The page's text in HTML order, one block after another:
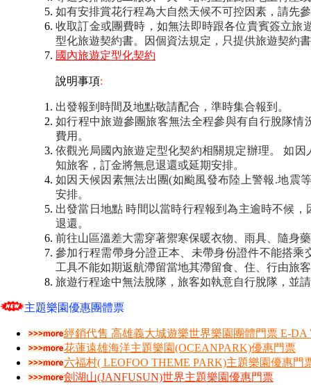
如有安排賞花行程為大自然天候不可控因素，請先
收取訂金或團費時，如無法即時跟各位貴賓簽立旅
型化旅遊契約書。因個資法規定，只提供旅遊契約
國內旅遊定型化契約
說明事項:
出發報到時間及地點敬請配合，準時集合報到。
如行程中旅遊參團旅客無法全程參與有自行脫隊
費用。
依觀光局國內旅遊定型化契約相關規定辦理。
如因
知旅客，訂金將無息退還或延期安排。
如因天候因素無法出團(如颱風發布陸上警報.地震
安排。
出發當日地點 時間以當時行程報到為主逾時不候
退還。
前往山區溫差大需穿著禦寒保暖衣物、雨具、隨身
參加行程需帶身分證正本、未帶身份證件不能搭
工具不能如期返航滯留當地其滯留食、住、行由旅
旅遊行程途中無法脫隊，旅客如執意自行脫隊，並
主題樂園優惠團體票
經銷代售 高雄義大城遊樂世界樂園團體門票 E-DA
花蓮遠雄海洋主題樂園(OCEANPARK)優惠門票
六福村( LEOFOO THEME PARK)主題樂園優惠門
劍湖山(JANFUSUN)世界主題樂園優惠門票